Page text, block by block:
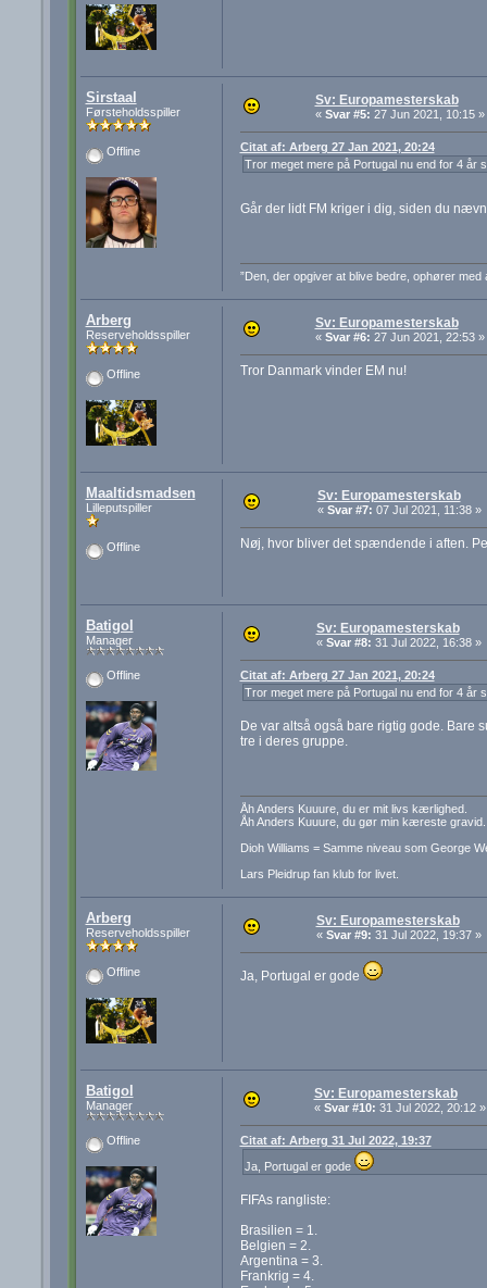
Sirstaal
Førsteholdsspiller
Offline
Sv: Europamesterskab
« Svar #5: 27 Jun 2021, 10:15 »
Citat af: Arberg 27 Jan 2021, 20:24
Tror meget mere på Portugal nu end for 4 år
Går der lidt FM kriger i dig, siden du
”Den, der opgiver at blive bedre, ophører med
Arberg
Reserveholdsspiller
Offline
Sv: Europamesterskab
« Svar #6: 27 Jun 2021, 22:53 »
Tror Danmark vinder EM nu!
Maaltidsmadsen
Lilleputspiller
Offline
Sv: Europamesterskab
« Svar #7: 07 Jul 2021, 11:38 »
Nøj, hvor bliver det spændende i aften.
Batigol
Manager
Offline
Sv: Europamesterskab
« Svar #8: 31 Jul 2022, 16:38 »
Citat af: Arberg 27 Jan 2021, 20:24
Tror meget mere på Portugal nu end for 4 år
De var altså også bare rigtig gode. Bare
tre i deres gruppe.
Åh Anders Kuuure, du er mit livs kærlighed.
Åh Anders Kuuure, du gør min kæreste gravid.
Dioh Williams = Samme niveau som George
Lars Pleidrup fan klub for livet.
Arberg
Reserveholdsspiller
Offline
Sv: Europamesterskab
« Svar #9: 31 Jul 2022, 19:37 »
Ja, Portugal er gode
Batigol
Manager
Offline
Sv: Europamesterskab
« Svar #10: 31 Jul 2022, 20:12 »
Citat af: Arberg 31 Jul 2022, 19:37
Ja, Portugal er gode
FIFAs rangliste:
Brasilien = 1.
Belgien = 2.
Argentina = 3.
Frankrig = 4.